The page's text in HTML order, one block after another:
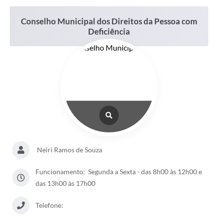
Conselho Municipal dos Direitos da Pessoa com
Deficiência
Neiri Ramos de Souza
Funcionamento: Segunda a Sexta - das 8h00 às 12h00 e
das 13h00 às 17h00
Telefone: